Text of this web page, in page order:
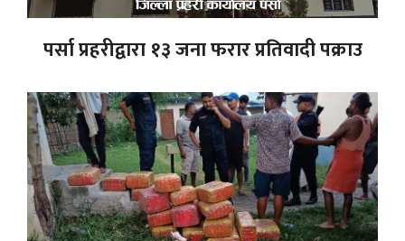
पर्सा प्रहरीद्वारा १३ जना फरार प्रतिवादी पक्राउ